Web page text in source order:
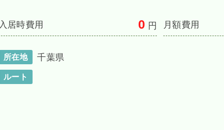
入居時費用 0 円 月額費用
所在地 千葉県
ルート